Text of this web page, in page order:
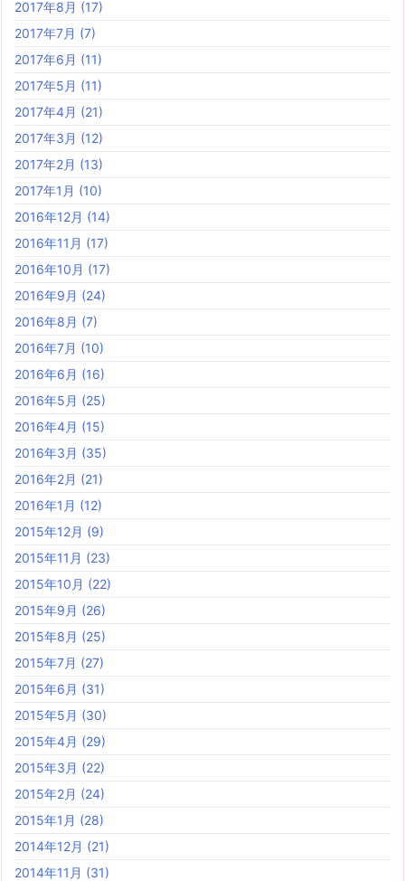
2017年8月 (17)
2017年7月 (7)
2017年6月 (11)
2017年5月 (11)
2017年4月 (21)
2017年3月 (12)
2017年2月 (13)
2017年1月 (10)
2016年12月 (14)
2016年11月 (17)
2016年10月 (17)
2016年9月 (24)
2016年8月 (7)
2016年7月 (10)
2016年6月 (16)
2016年5月 (25)
2016年4月 (15)
2016年3月 (35)
2016年2月 (21)
2016年1月 (12)
2015年12月 (9)
2015年11月 (23)
2015年10月 (22)
2015年9月 (26)
2015年8月 (25)
2015年7月 (27)
2015年6月 (31)
2015年5月 (30)
2015年4月 (29)
2015年3月 (22)
2015年2月 (24)
2015年1月 (28)
2014年12月 (21)
2014年11月 (31)